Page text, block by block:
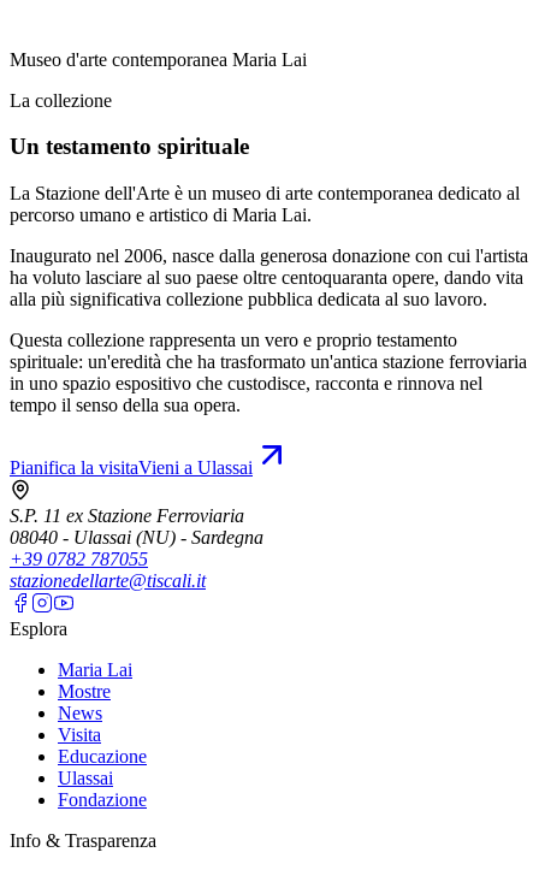
Museo d'arte contemporanea Maria Lai
La collezione
Un testamento spirituale
La Stazione dell'Arte è un museo di arte contemporanea dedicato al
percorso umano e artistico di Maria Lai.
Inaugurato nel 2006, nasce dalla generosa donazione con cui l'artista
ha voluto lasciare al suo paese oltre centoquaranta opere, dando vita
alla più significativa collezione pubblica dedicata al suo lavoro.
Questa collezione rappresenta un vero e proprio testamento
spirituale: un'eredità che ha trasformato un'antica stazione ferroviaria
in uno spazio espositivo che custodisce, racconta e rinnova nel
tempo il senso della sua opera.
Pianifica la visitaVieni a Ulassai
S.P. 11 ex Stazione Ferroviaria
08040 - Ulassai (NU) - Sardegna
+39 0782 787055
stazionedellarte@tiscali.it
Esplora
Maria Lai
Mostre
News
Visita
Educazione
Ulassai
Fondazione
Info & Trasparenza